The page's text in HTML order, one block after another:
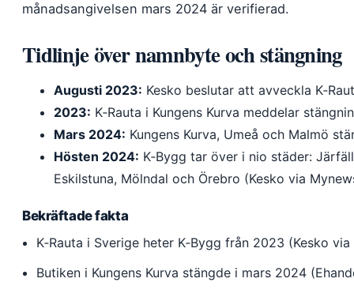
månadsangivelsen mars 2024 är verifierad.
Tidlinje över namnbyte och stängning
Augusti 2023: Kesko beslutar att avveckla
2023: K‑Rauta i Kungens Kurva meddelar
Mars 2024: Kungens Kurva, Umeå och Malmö
Hösten 2024: K‑Bygg tar över i nio städer:
Eskilstuna, Mölndal och Örebro (Kesko via
Bekräftade fakta
K‑Rauta i Sverige heter K‑Bygg från 2023 (Kesko
Butiken i Kungens Kurva stängde i mars 2024